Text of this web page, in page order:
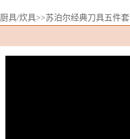
厨具/炊具>>苏泊尔经典刀具五件套